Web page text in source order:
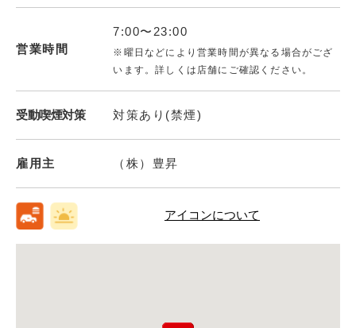
営業時間
7:00〜23:00
※曜日などにより営業時間が異なる場合がござ
います。詳しくは店舗にご確認ください。
受動喫煙対策 対策あり(禁煙)
雇用主 （株）豊昇
アイコンについて